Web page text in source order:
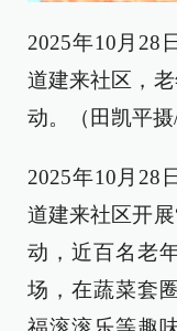
2025年10月28
道建来社区，
动。（田凯平摄
2025年10月28
道建来社区开
动，近百名老
场，在蔬菜套